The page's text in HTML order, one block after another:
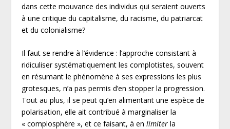
dans cette mouvance des individus qui seraient ouverts
à une critique du capitalisme, du racisme, du patriarcat
et du colonialisme?
Il faut se rendre à l’évidence : l’approche consistant à
ridiculiser systématiquement les complotistes, souvent
en résumant le phénomène à ses expressions les plus
grotesques, n’a pas permis d’en stopper la progression.
Tout au plus, il se peut qu’en alimentant une espèce de
polarisation, elle ait contribué à marginaliser la
« complosphère », et ce faisant, à enlimiter la